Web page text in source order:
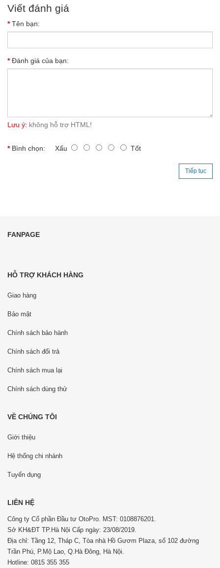
Viết đánh giá
Tên bạn:
Đánh giá của bạn:
Lưu ý: không hỗ trợ HTML!
Bình chọn: Xấu Tốt
Tiếp tục
FANPAGE
HỖ TRỢ KHÁCH HÀNG
Giao hàng
Bảo mật
Chính sách bảo hành
Chính sách đổi trả
Chính sách mua lại
Chính sách dùng thử
VỀ CHÚNG TÔI
Giới thiệu
Hệ thống chi nhánh
Tuyển dụng
LIÊN HỆ
Công ty Cổ phần Đầu tư OtoPro. MST: 0108876201.
Sở KH&ĐT TP.Hà Nội Cấp ngày: 23/08/2019.
Địa chỉ: Tầng 12, Tháp C, Tòa nhà Hồ Gươm Plaza, số 102 đường
Trần Phú, P.Mộ Lao, Q.Hà Đông, Hà Nội.
Hotline: 0815 355 355